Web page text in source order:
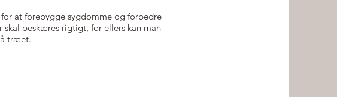
at forebygge sygdomme og forbedre
beskæres rigtigt, for ellers kan man
træet.